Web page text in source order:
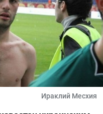
Ираклий Месхия